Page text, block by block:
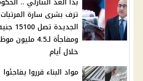
تزف بشرى سارة المرتبات
الجديدة تصل
ومفاجأة لـ4.5
خلال أيام
مواد البناء قرروا يفاجئوا